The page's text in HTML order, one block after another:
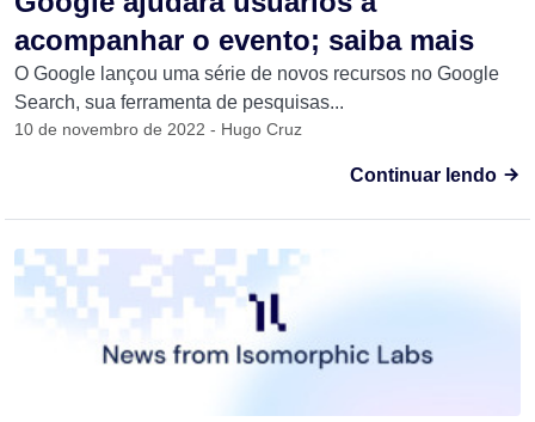
acompanhar o evento; saiba mais
O Google lançou uma série de novos recursos no Google
Search, sua ferramenta de pesquisas...
10 de novembro de 2022 - Hugo Cruz
Continuar lendo